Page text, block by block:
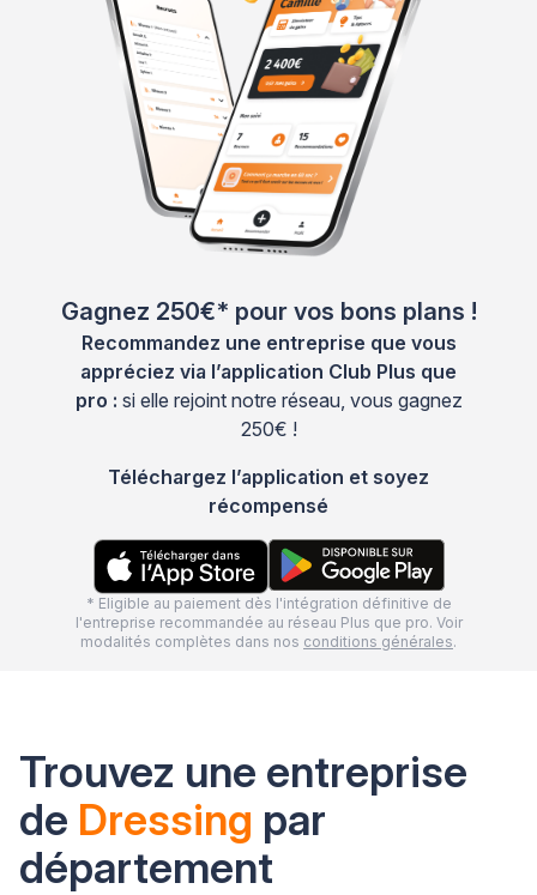
Gagnez 250€* pour vos bons plans !
Recommandez une entreprise que vous
appréciez via l’application Club Plus que
pro : si elle rejoint notre réseau, vous gagnez
250€ !
Téléchargez l’application et soyez
récompensé
* Eligible au paiement dès l'intégration définitive de
l'entreprise recommandée au réseau Plus que pro. Voir
modalités complètes dans nos conditions générales.
Trouvez une entreprise
de Dressing par
département